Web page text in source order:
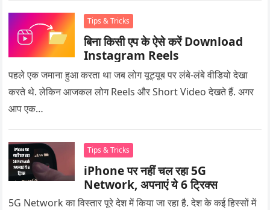
Tips & Tricks
बिना किसी एप के ऐसे करें Download
Instagram Reels
पहले एक जमाना हुआ करता था जब लोग यूट्यूब पर लंबे-लंबे वीडियो देखा
करते थे. लेकिन आजकल लोग Reels और Short Video देखते हैं. अगर
आप एक…
Tips & Tricks
iPhone पर नहीं चल रहा 5G
Network, अपनाएं ये 6 ट्रिक्स
5G Network का विस्तार पूरे देश में किया जा रहा है. देश के कई हिस्सों में